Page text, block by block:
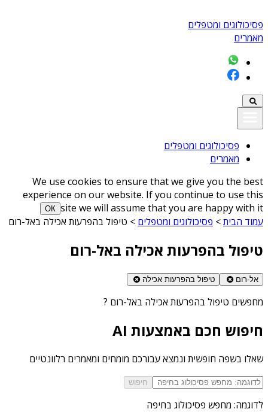
פסיכולוגים ומטפלים
מאמרים
פסיכולוגים ומטפלים
מאמרים
We use cookies to ensure that we give you the best
experience on our website. If you continue to use this
site we will assume that you are happy with it
ОК
עמוד הבית> פסיכולוגים ומטפלים > טיפול בהפרעות אכילה באל-רום
טיפול בהפרעות אכילה באל-רום
אל-רום טיפול בהפרעות אכילה
מחפשים טיפול בהפרעות אכילה באל-רום ?
חיפוש חכם באמצעות AI
שאלו בשפה חופשית ונמצא עבורכם מומחים ומאמרים רלוונטיים
חיפוש
לדוגמה: מחפש פסיכולוג בחיפה